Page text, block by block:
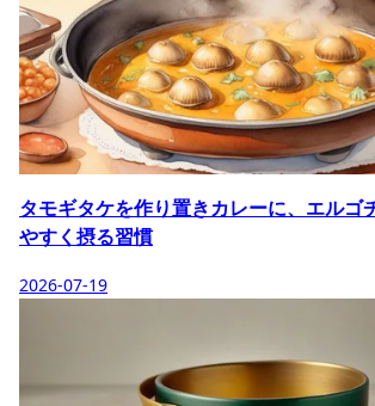
タモギタケを作り置きカレーに、エルゴ
やすく摂る習慣
2026-07-19